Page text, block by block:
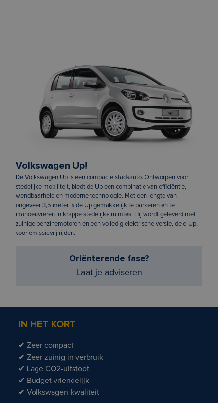
Volkswagen Up!
De Volkswagen Up is een compacte stadsauto. Ontworpen voor
stedelijke mobiliteit, biedt de Up een combinatie van efficiëntie,
wendbaarheid en moderne technologie. Met een lengte van
ongeveer 3,5 meter is de Up gemakkelijk te parkeren en te
manoeuvreren in krappe stedelijke ruimtes. Hij wordt geleverd met
zuinige benzinemotoren en een volledig elektrische versie, de e-Up,
voor emissievrij rijden.
Oriënterende fase?
Laat je adviseren
IN HET KORT
✔ Zeer compact
✔ Zeer zuinig in verbruik
✔ Lage CO2-uitstoot
✔ Budget vriendelijk
✔ Volkswagen-kwaliteit